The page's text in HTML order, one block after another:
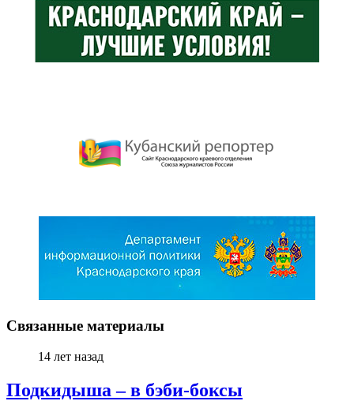
Связанные материалы
14 лет назад
Подкидыша – в бэби-боксы